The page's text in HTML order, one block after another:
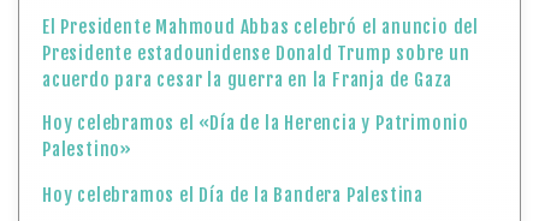
El Presidente Mahmoud Abbas celebró el anuncio del
Presidente estadounidense Donald Trump sobre un
acuerdo para cesar la guerra en la Franja de Gaza
Hoy celebramos el «Día de la Herencia y Patrimonio
Palestino»
Hoy celebramos el Día de la Bandera Palestina